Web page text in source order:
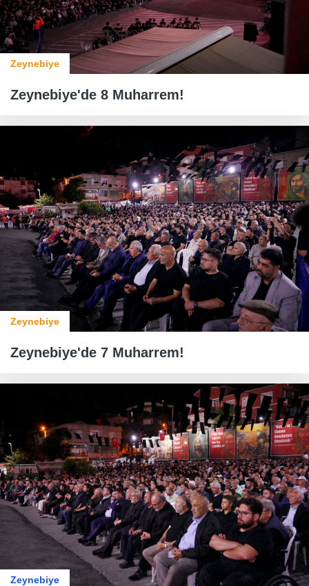
Zeynebiye
Zeynebiye'de 8 Muharrem!
Zeynebiye
Zeynebiye'de 7 Muharrem!
Zeynebiye